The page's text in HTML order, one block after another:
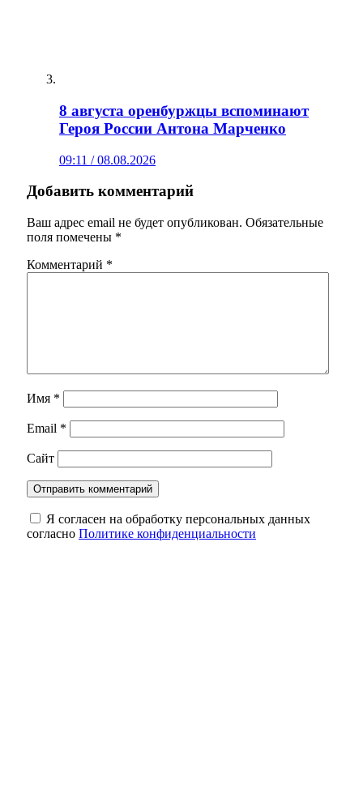
8 августа оренбуржцы вспоминают
Героя России Антона Марченко
09:11 / 08.08.2026
Добавить комментарий
Ваш адрес email не будет опубликован. Обязательные
поля помечены *
Комментарий *
Имя *
Email *
Сайт
Я согласен на обработку персональных данных
согласно Политике конфиденциальности